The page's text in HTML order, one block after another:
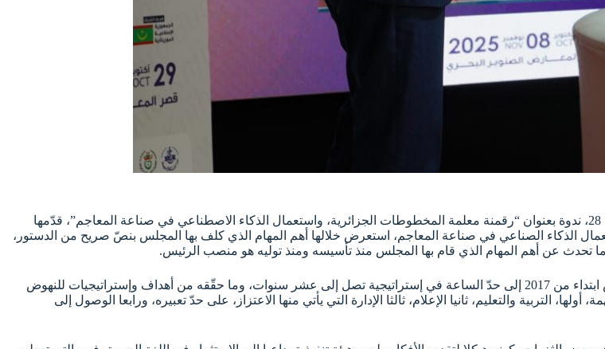
احتضنت القاعة الكبرى “أسيا جبار”، ضمن فعاليات صالون الجزائر الدولي للكتاب في طبعته 28، ندوة بعنوان “رقمنة معلمة المخطوطات الجزائرية، واستعمال الذكاء الاصطناعي في صناعة المعاجم”، قدّمها
الذكاء الصناعي في صناعة المعاجم، استعرض خلالها أهم المهام الذي كلف بها المجلس بنصّ صريح من الدستور،
اعتبر البروفيسور أنّ العربية لغة الحضارة الإنسانية، مذكّرا بأهم المراحل التي مرّ بها المجلس ابتداء من 2017 إلى حدّ الساعة في إستراتيجية تصل إلى عشر سنوات، وما حقّقه من أهداف وإستراتيجيات للنهوض
التربية والتعليم، ثانيا الإعلام، ثالثا الإدارة التي يأتي منها الاعتزاز، على حدّ تعبيره، ورابعا الوصول إلى